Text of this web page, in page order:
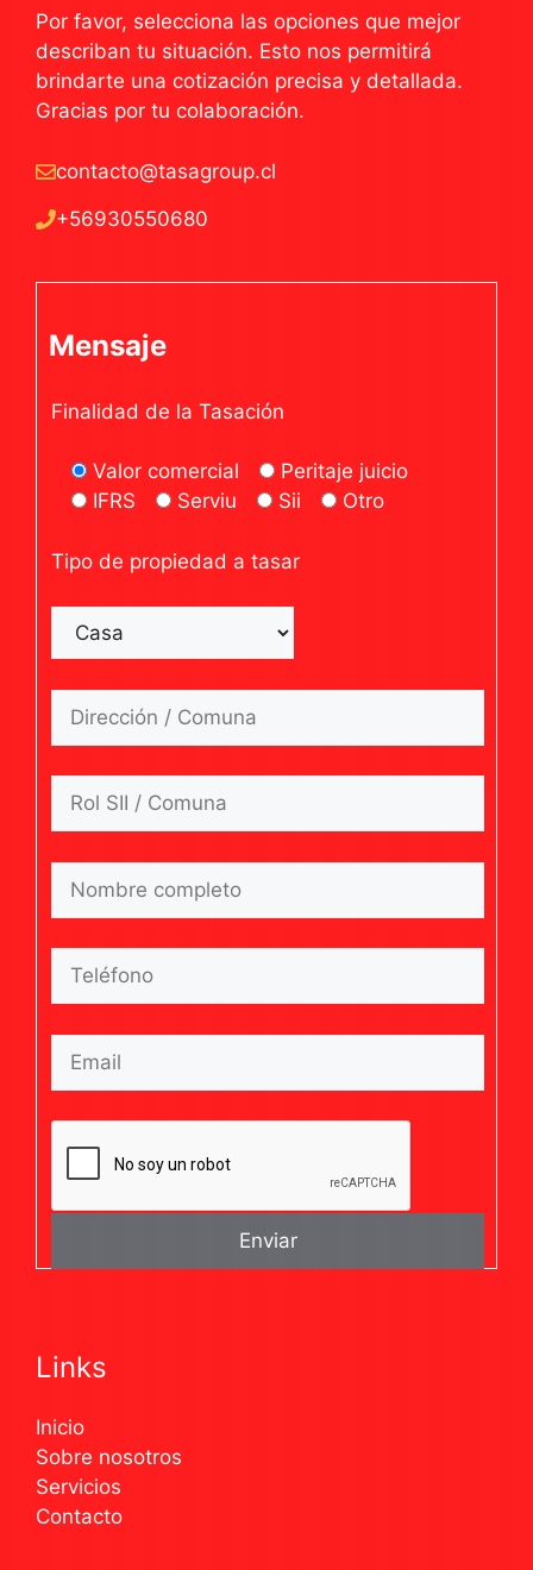
Por favor, selecciona las opciones que mejor
describan tu situación. Esto nos permitirá
brindarte una cotización precisa y detallada.
Gracias por tu colaboración.
contacto@tasagroup.cl
+56930550680
Mensaje
Finalidad de la Tasación
Valor comercial
Peritaje juicio
IFRS
Serviu Sii Otro
Tipo de propiedad a tasar
Links
Inicio
Sobre nosotros
Servicios
Contacto